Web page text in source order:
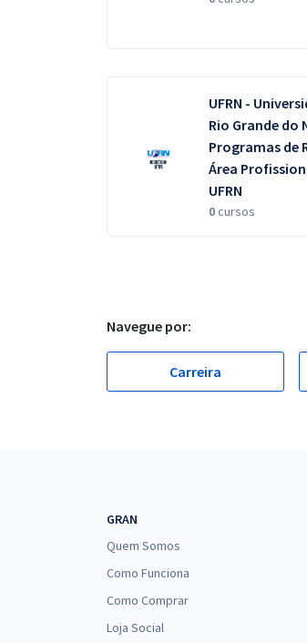
UFRN -
Rio Grande do
Programas de
Área
UFRN
0cursos
Navegue por:
Carreira
GRAN
Quem Somos
Como Funciona
Como Comprar
Loja Social